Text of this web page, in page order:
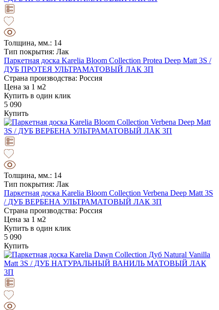
Толщина, мм.: 14
Тип покрытия: Лак
Паркетная доска Karelia Bloom Collection Protea Deep Matt 3S /
ДУБ ПРОТЕЯ УЛЬТРАМАТОВЫЙ ЛАК 3П
Страна производства: Россия
Цена за 1 м2
Купить в один клик
5 090
Купить
Толщина, мм.: 14
Тип покрытия: Лак
Паркетная доска Karelia Bloom Collection Verbena Deep Matt 3S
/ ДУБ ВЕРБЕНА УЛЬТРАМАТОВЫЙ ЛАК 3П
Страна производства: Россия
Цена за 1 м2
Купить в один клик
5 090
Купить